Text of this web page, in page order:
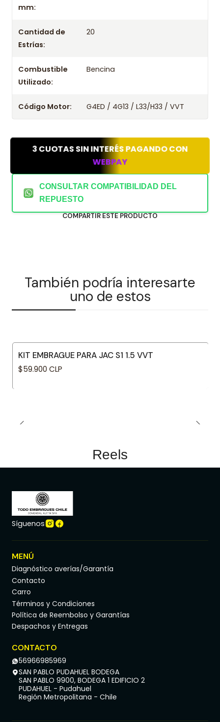
mm:
Cantidad de
Estrías:
20
Combustible
Utilizado:
Bencina
Código Motor: G4ED / 4G13 / L33/H33 / VVT
3 CUOTAS SIN INTERÉS PAGANDO CON
WEBPAY
CONSULTAR COMPATIBILIDAD DEL
REPUESTO
COMPARTIR ESTE PRODUCTO
También podría interesarte
uno de estos
KIT EMBRAGUE PARA JAC S1 1.5 VVT
$59.900 CLP
Reels
Síguenos
MENÚ
Diagnóstico averías/Garantía
Contacto
Carro
Términos y Condiciones
Política de Reembolso y Garantías
Despachos y Entregas
CONTACTO
56966985969
SAN PABLO PUDAHUEL BODEGA
SAN PABLO 9900, BODEGA 1 EDIFICIO 2
PUDAHUEL - Pudahuel
Región Metropolitana - Chile